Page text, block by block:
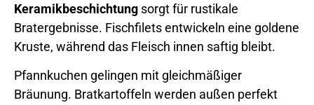
Keramikbeschichtung sorgt für rustikale
Bratergebnisse. Fischfilets entwickeln eine goldene
Kruste, während das Fleisch innen saftig bleibt.
Pfannkuchen gelingen mit gleichmäßiger
Bräunung. Bratkartoffeln werden außen perfekt